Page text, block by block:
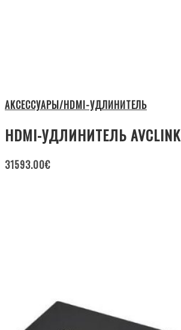
АКСЕССУАРЫ/HDMI-УДЛИНИТЕЛЬ
HDMI-УДЛИНИТЕЛЬ AVCLINK
31593.00€